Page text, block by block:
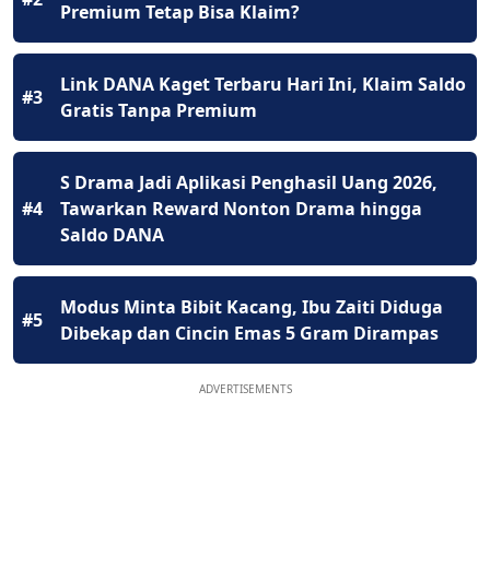
Premium Tetap Bisa Klaim?
#3
Link DANA Kaget Terbaru Hari Ini, Klaim Saldo
Gratis Tanpa Premium
#4
S Drama Jadi Aplikasi Penghasil Uang 2026,
Tawarkan Reward Nonton Drama hingga
Saldo DANA
#5
Modus Minta Bibit Kacang, Ibu Zaiti Diduga
Dibekap dan Cincin Emas 5 Gram Dirampas
ADVERTISEMENTS